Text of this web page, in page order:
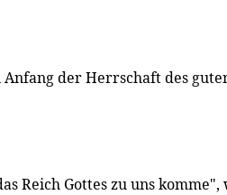
Anfang der Herrschaft des
Reich Gottes zu uns